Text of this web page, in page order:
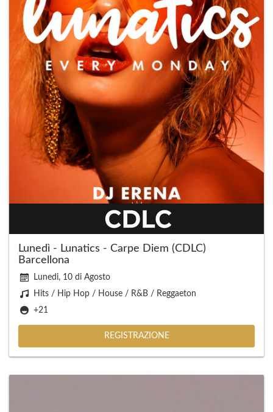
Lunedì - Lunatics - Carpe Diem (CDLC)
Barcellona
Lunedi, 10 di Agosto
Hits / Hip Hop / House / R&B / Reggaeton
+21
REGISTRAZIONE